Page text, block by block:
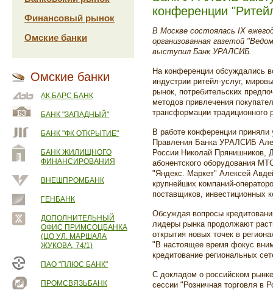
Финансовый рынок
Омские банки
Омские банки
АК БАРС БАНК
БАНК "ЗАПАДНЫЙ"
БАНК "ФК ОТКРЫТИЕ"
БАНК ЖИЛИЩНОГО
ФИНАНСИРОВАНИЯ
ВНЕШПРОМБАНК
ГЕНБАНК
ДОПОЛНИТЕЛЬНЫЙ
ОФИС ПРИМСОЦБАНКА
(ЦО УЛ. МАРШАЛА
ЖУКОВА, 74/1)
ПАО "ПЛЮС БАНК"
ПРОМСВЯЗЬБАНК
конференции
В Москве состоялась IX
организованная газетой
выступил Банк УРАЛСИБ.
На конференции обсуждались
индустрии ритейл-услуг,
рынок, потребительских
методов привлечения
трансформации традиционного
В работе конференции
Правления Банка УРАЛСИБ
России Николай Прянишников,
абонентского оборудования
"Яндекс. Маркет" Алексей
крупнейших компаний-
поставщиков, инвестиционных
Обсуждая вопросы
лидеры рынка продолжают
открытия новых точек в
"В настоящее время фокус
кредитование региональных
С докладом о российском
сессии "Розничная торговля в